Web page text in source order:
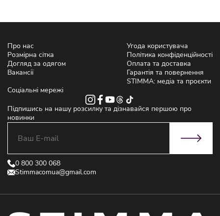
Про нас
Розмірна сітка
Догляд за одягом
Вакансії
Угода користувача
Політика конфіденційності
Оплата та доставка
Гарантія та повернення
STIMMA: медіа та проєкти
Соціальні мережі
Підпишись на нашу розсилку та дізнавайся першою про
новинки
0 800 300 068
Stimmacomua@gmail.com